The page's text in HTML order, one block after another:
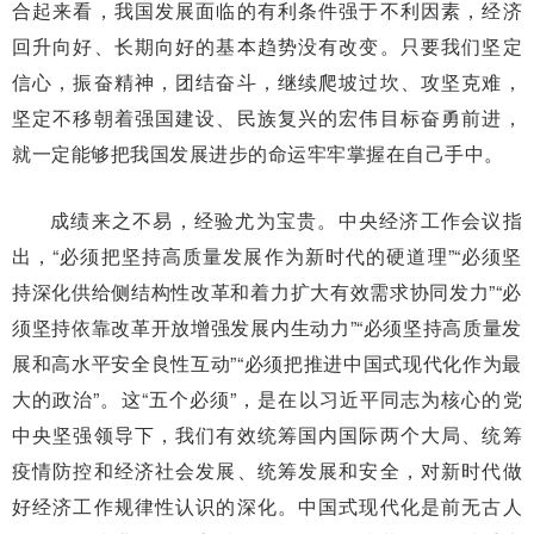
合起来看，我国发展面临的有利条件强于不利因素，经济
回升向好、长期向好的基本趋势没有改变。只要我们坚定
信心，振奋精神，团结奋斗，继续爬坡过坎、攻坚克难，
坚定不移朝着强国建设、民族复兴的宏伟目标奋勇前进，
就一定能够把我国发展进步的命运牢牢掌握在自己手中。
成绩来之不易，经验尤为宝贵。中央经济工作会议指
出，“必须把坚持高质量发展作为新时代的硬道理”“必须坚
持深化供给侧结构性改革和着力扩大有效需求协同发力”“必
须坚持依靠改革开放增强发展内生动力”“必须坚持高质量发
展和高水平安全良性互动”“必须把推进中国式现代化作为最
大的政治”。这“五个必须”，是在以习近平同志为核心的党
中央坚强领导下，我们有效统筹国内国际两个大局、统筹
疫情防控和经济社会发展、统筹发展和安全，对新时代做
好经济工作规律性认识的深化。中国式现代化是前无古人